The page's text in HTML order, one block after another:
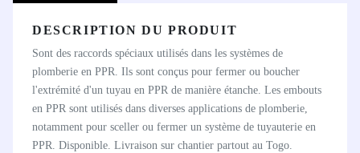
DESCRIPTION DU PRODUIT
Sont des raccords spéciaux utilisés dans les systèmes de
plomberie en PPR. Ils sont conçus pour fermer ou boucher
l'extrémité d'un tuyau en PPR de manière étanche. Les embouts
en PPR sont utilisés dans diverses applications de plomberie,
notamment pour sceller ou fermer un système de tuyauterie en
PPR. Disponible. Livraison sur chantier partout au Togo.